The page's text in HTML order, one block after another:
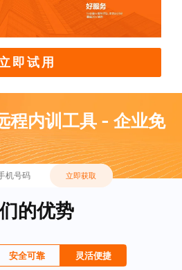
即试用
程内训工具 - 企业免
立即获取
的优势
安全可靠 灵活便捷